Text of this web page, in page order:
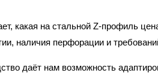
какая на стальной Z-профиль
наличия перфорации и
даёт нам возможность